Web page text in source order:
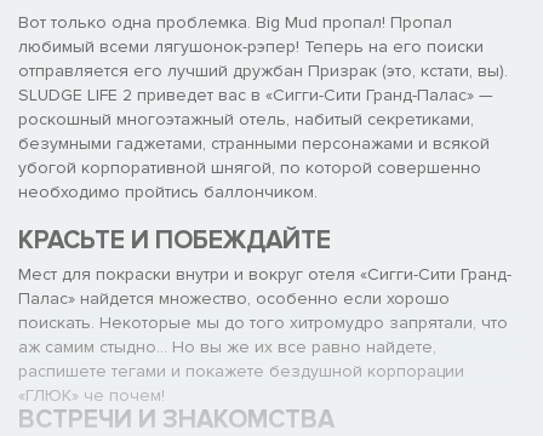
Вот только одна проблемка. Big Mud пропал! Пропал
любимый всеми лягушонок-рэпер! Теперь на его поиски
отправляется его лучший дружбан Призрак (это, кстати, вы).
SLUDGE LIFE 2 приведет вас в «Сигги-Сити Гранд-Палас» —
роскошный многоэтажный отель, набитый секретиками,
безумными гаджетами, странными персонажами и всякой
убогой корпоративной шнягой, по которой совершенно
необходимо пройтись баллончиком.
КРАСЬТЕ И ПОБЕЖДАЙТЕ
Мест для покраски внутри и вокруг отеля «Сигги-Сити Гранд-
Палас» найдется множество, особенно если хорошо
поискать. Некоторые мы до того хитромудро запрятали, что
аж самим стыдно... Но вы же их все равно найдете,
распишете тегами и покажете бездушной корпорации
«ГЛЮК» че почем!
ВСТРЕЧИ И ЗНАКОМСТВА